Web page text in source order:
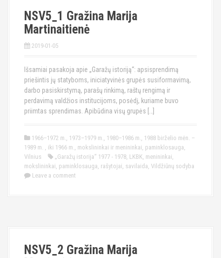
NSV5_1 Gražina Marija
Martinaitienė
2019-01-05
Išsamiai pasakoja apie „Garažų istoriją“: apsisprendimą
priešintis jų statyboms, iniciatyvinės grupės susiformavimą,
darbo pasiskirstymą, parašų rinkimą, raštų rengimą ir
perdavimą valdžios institucijoms, posėdį, kuriame buvo
priimtas sprendimas. Apibūdina visų grupės […]
1966–1972 m., 1973–1979 m., 1980–1986 m., 1988 birželio mėn. –
1989 m. , iki 1966 m., mokslininkai ir menininkai, paminklosauga,
Vilnius
„Garažų istorija“ 1977 - 1978, LKBK, menininkai,
mokslininkai, paminklosauga, rašytojai, savilaida, Vildžiūnų sodyba
Leave a comment
NSV5_2 Gražina Marija